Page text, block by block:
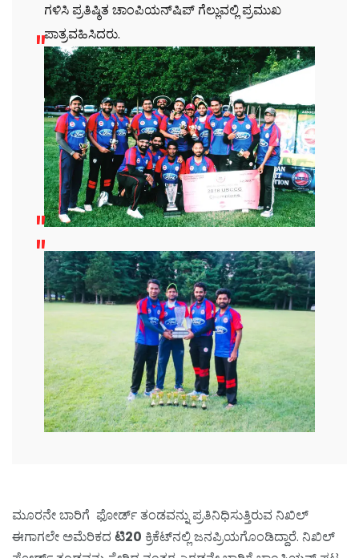
ಗಳಿಸಿ ಪ್ರತಿಷ್ಠಿತ ಚಾಂಪಿಯನ್‌ಷಿಪ್ ಗೆಲ್ಲುವಲ್ಲಿ ಪ್ರಮುಖ
ಪಾತ್ರವಹಿಸಿದರು.
ಮೂರನೇ ಬಾರಿಗೆ ಫೋರ್ಡ್ ತಂಡವನ್ನು ಪ್ರತಿನಿಧಿಸುತ್ತಿರುವ ನಿಖಿಲ್
ಈಗಾಗಲೇ ಅಮೆರಿಕದ ಟಿ20 ಕ್ರಿಕೆಟ್‌ನಲ್ಲಿ ಜನಪ್ರಿಯಗೊಂಡಿದ್ದಾರೆ. ನಿಖಿಲ್